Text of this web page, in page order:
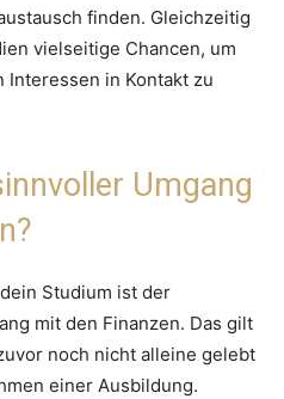
finden. Gleichzeitig
vielseitige Chancen, um
Interessen in Kontakt zu
Umgang
Studium ist der
mit den Finanzen. Das gilt
noch nicht alleine gelebt
einer Ausbildung.